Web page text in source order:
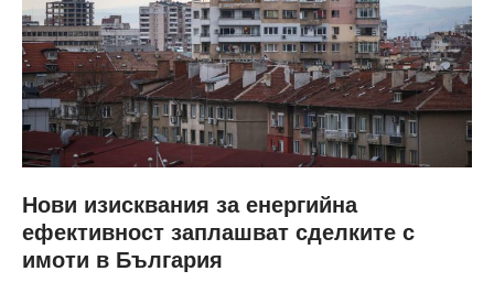
Нови изисквания за енергийна
ефективност заплашват сделките с
имоти в България